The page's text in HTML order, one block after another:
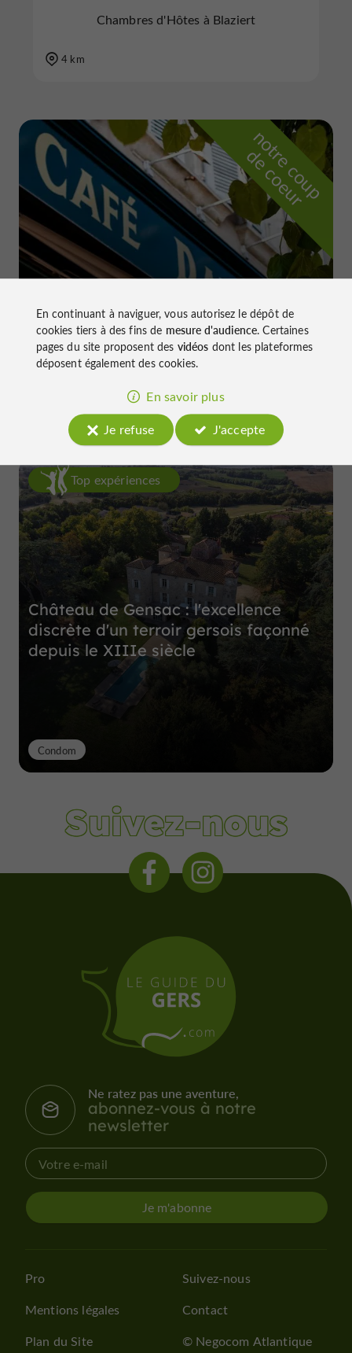
Chambres d'Hôtes à Blaziert
4 km
n
o
t
r
e
c
o
u
p
d
e
c
o
e
u
r
Le Daroles
Top expériences
Château de Gensac : l'excellence
discrète d'un terroir gersois façonné
depuis le XIIIe siècle
Condom
Suivez-nous
Ne ratez pas une aventure,
abonnez-vous à notre
newsletter
Je m'abonne
Pro
Mentions légales
Plan du Site
Suivez-nous
Contact
© Negocom Atlantique
En continuant à naviguer, vous autorisez le dépôt de
cookies tiers à des fins de mesure d'audience. Certaines
pages du site proposent des vidéos dont les plateformes
déposent également des cookies.
En savoir plus
Je refuse
J'accepte